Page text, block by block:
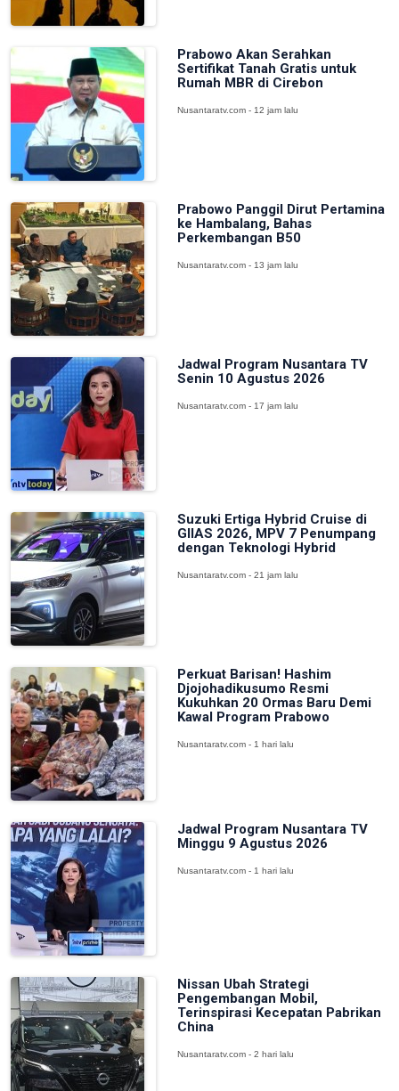
Prabowo Akan Serahkan
Sertifikat Tanah Gratis untuk
Rumah MBR di Cirebon
Nusantaratv.com - 12 jam lalu
Prabowo Panggil Dirut Pertamina
ke Hambalang, Bahas
Perkembangan B50
Nusantaratv.com - 13 jam lalu
Jadwal Program Nusantara TV
Senin 10 Agustus 2026
Nusantaratv.com - 17 jam lalu
Suzuki Ertiga Hybrid Cruise di
GIIAS 2026, MPV 7 Penumpang
dengan Teknologi Hybrid
Nusantaratv.com - 21 jam lalu
Perkuat Barisan! Hashim
Djojohadikusumo Resmi
Kukuhkan 20 Ormas Baru Demi
Kawal Program Prabowo
Nusantaratv.com - 1 hari lalu
Jadwal Program Nusantara TV
Minggu 9 Agustus 2026
Nusantaratv.com - 1 hari lalu
Nissan Ubah Strategi
Pengembangan Mobil,
Terinspirasi Kecepatan Pabrikan
China
Nusantaratv.com - 2 hari lalu